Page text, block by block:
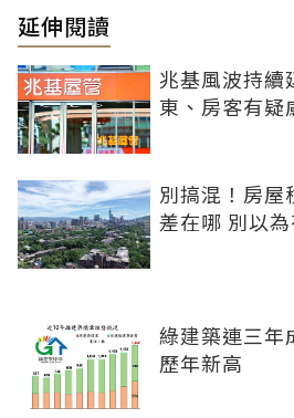
延伸閱讀
兆基風波持續
東、房客有疑
別搞混！房屋
差在哪 別以
綠建築連三年
歷年新高